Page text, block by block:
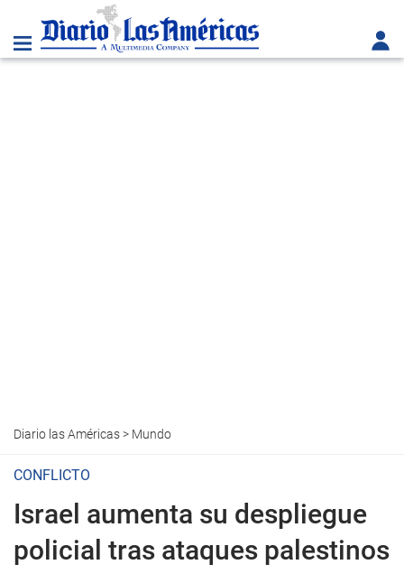
Diario las Américas> Mundo
CONFLICTO
Israel aumenta su despliegue
policial tras ataques palestinos